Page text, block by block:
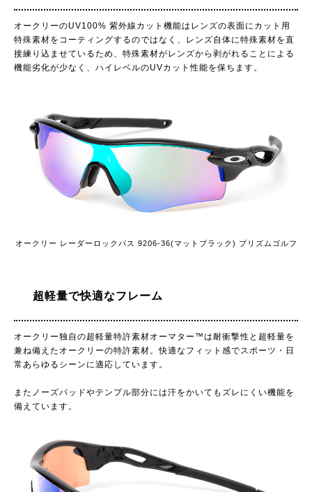
オークリーのUV100% 紫外線カット機能はレンズの表面にカット用
特殊素材をコーティングするのではなく、レンズ自体に特殊素材を直
接練り込ませているため、特殊素材がレンズから剥がれることによる
機能劣化が少なく、ハイレベルのUVカット性能を保ちます。
オークリー レーダーロックパス 9206-36(マットブラック) プリズムゴルフ
超軽量で快適なフレーム
オークリー独自の超軽量特許素材オーマター™は耐衝撃性と超軽量を
兼ね備えたオークリーの特許素材。快適なフィット感でスポーツ・日
常あらゆるシーンに適応しています。
またノーズパッドやテンプル部分には汗をかいてもズレにくい機能を
備えています。